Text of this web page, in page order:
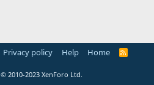
Privacy policy Help Home
R
© 2010-2023 XenForo Ltd.